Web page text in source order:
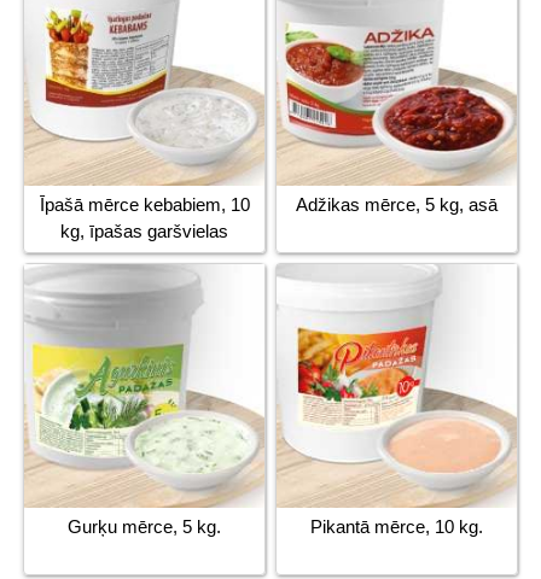
Īpašā mērce kebabiem, 10
kg, īpašas garšvielas
Adžikas mērce, 5 kg, asā
Gurķu mērce, 5 kg. Pikantā mērce, 10 kg.